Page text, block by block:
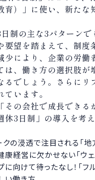
育）」に使い、新た
日制の主な3パターンで
要望を踏まえて、制度
少により、企業の労
は、働き方の選択肢
るでしょう。さらに
います。
その会社で成長でき
休3 日制」の導入を考
クの浸透で注目される「
康経営に欠かせない「ウ
に向けて待ったなし！「